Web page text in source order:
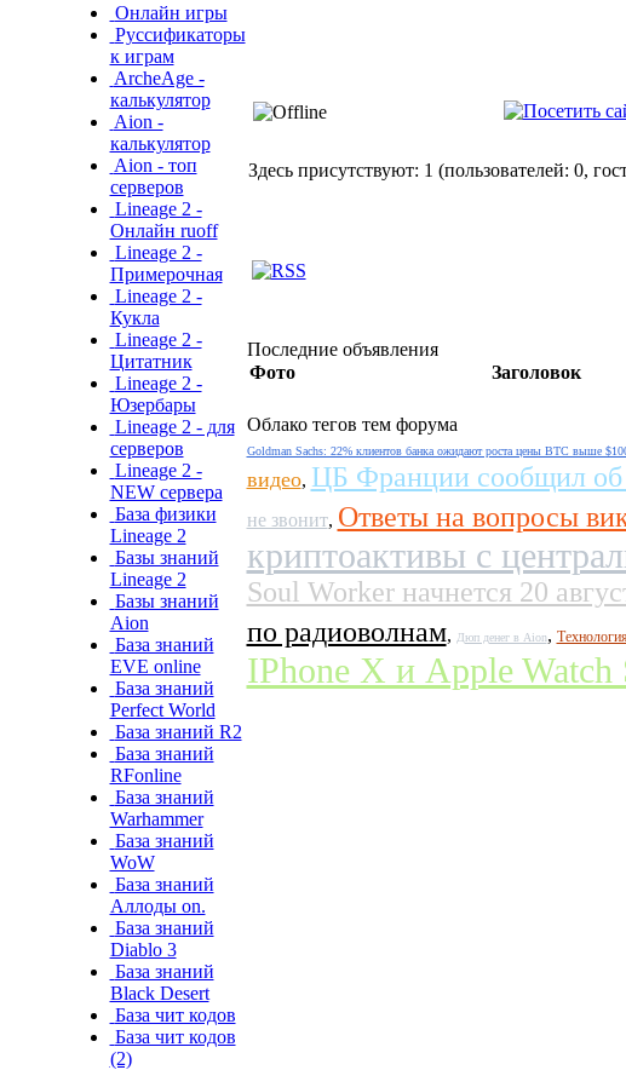
Онлайн игры
Руссификаторы
к играм
ArcheAge -
калькулятор
Aion -
калькулятор
Aion - топ
серверов
Lineage 2 -
Онлайн ruoff
Lineage 2 -
Примерочная
Lineage 2 -
Кукла
Lineage 2 -
Цитатник
Lineage 2 -
Юзербары
Lineage 2 - для
серверов
Lineage 2 -
NEW сервера
База физики
Lineage 2
Базы знаний
Lineage 2
Базы знаний
Aion
База знаний
EVE online
База знаний
Perfect World
База знаний R2
База знаний
RFonline
База знаний
Warhammer
База знаний
WoW
База знаний
Аллоды on.
База знаний
Diablo 3
База знаний
Black Desert
База чит кодов
База чит кодов
(2)
Здесь присутствуют: 1 (пользователей: 0,
Последние объявления
Фото
Заголовок
Облако тегов тем форума
Goldman Sachs: 22% клиентов банка ожидают роста цены BTC выше
видео, ЦБ Франции сообщил об
не звонит, Ответы на вопросы
криптоактивы с
Soul Worker начнется 20
по радиоволнам, Дюп денег в Aion,
IPhone X и Apple Watch